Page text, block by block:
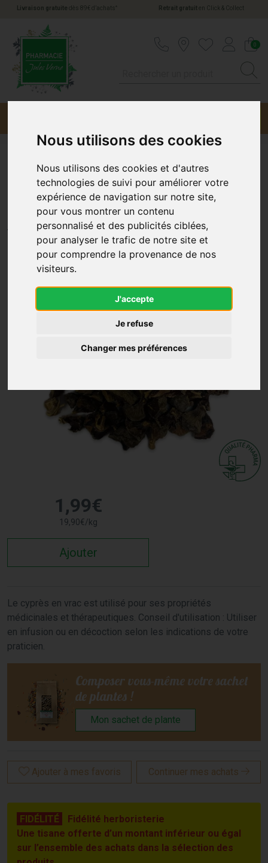
Nous utilisons des cookies
Nous utilisons des cookies et d'autres
technologies de suivi pour améliorer votre
expérience de navigation sur notre site,
pour vous montrer un contenu
personnalisé et des publicités ciblées,
pour analyser le trafic de notre site et
pour comprendre la provenance de nos
visiteurs.
J'accepte
Je refuse
Changer mes préférences
Livraison gratuite dès 89€ d’achats * Retrait gratuiten Click & Collect
0
Cypres en vrac - Noix
Concassee 100G
IPHYM
1 ,99€
19,90€/kg
Ajouter
Le cyprès en vrac est utilisé pour ses propriétés
médicinales et thérapeutiques. Conseil d'utilisation : Utiliser
en infusion ou en décoction selon les indications de votre
praticien.
Composer vous-même votre sachet
de plantes !
Mon sachet de plante
Ajouter à mes favoris Continuer mes achats
FIDÉLITÉ
Fidélité herboristerie
Une tisane offerte d’un montant inférieur ou égal
sur l’ensemble des achats dans la sélection des